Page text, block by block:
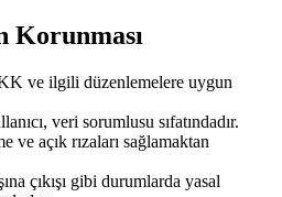
Korunması
ve ilgili düzenlemelere uygun
veri sorumlusu sıfatındadır.
ve açık rızaları sağlamaktan
çıkışı gibi durumlarda yasal